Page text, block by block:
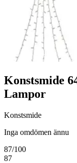
Konstsmide
Lampor
Konstsmide
Inga omdömen ännu
87/100
87